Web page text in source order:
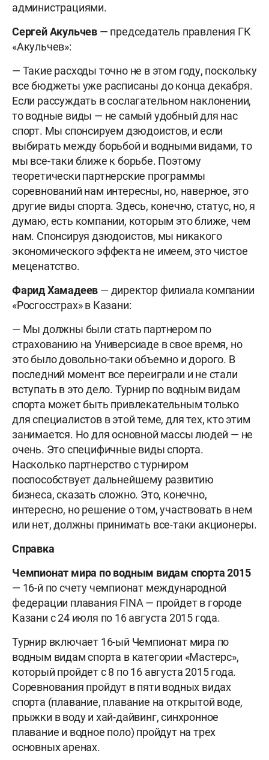
администрациями.
Сергей Акульчев — председатель правления ГК
«Акульчев»:
— Такие расходы точно не в этом году, поскольку
все бюджеты уже расписаны до конца декабря.
Если рассуждать в сослагательном наклонении,
то водные виды — не самый удобный для нас
спорт. Мы спонсируем дзюдоистов, и если
выбирать между борьбой и водными видами, то
мы все-таки ближе к борьбе. Поэтому
теоретически партнерские программы
соревнований нам интересны, но, наверное, это
другие виды спорта. Здесь, конечно, статус, но, я
думаю, есть компании, которым это ближе, чем
нам. Спонсируя дзюдоистов, мы никакого
экономического эффекта не имеем, это чистое
меценатство.
Фарид Хамадеев — директор филиала компании
«Росгосстрах» в Казани:
— Мы должны были стать партнером по
страхованию на Универсиаде в свое время, но
это было довольно-таки объемно и дорого. В
последний момент все переиграли и не стали
вступать в это дело. Турнир по водным видам
спорта может быть привлекательным только
для специалистов в этой теме, для тех, кто этим
занимается. Но для основной массы людей — не
очень. Это специфичные виды спорта.
Насколько партнерство с турниром
поспособствует дальнейшему развитию
бизнеса, сказать сложно. Это, конечно,
интересно, но решение о том, участвовать в нем
или нет, должны принимать все-таки акционеры.
Справка
Чемпионат мира по водным видам спорта 2015
— 16-й по счету чемпионат международной
федерации плавания FINA — пройдет в городе
Казани с 24 июля по 16 августа 2015 года.
Турнир включает 16-ый Чемпионат мира по
водным видам спорта в категории «Мастерс»,
который пройдет с 8 по 16 августа 2015 года.
Соревнования пройдут в пяти водных видах
спорта (плавание, плавание на открытой воде,
прыжки в воду и хай-дайвинг, синхронное
плавание и водное поло) пройдут на трех
основных аренах.